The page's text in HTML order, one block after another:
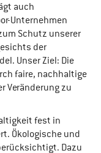
auch
Unternehmen
Schutz unserer
der
Unser Ziel: Die
faire, nachhaltige
Veränderung zu
fest in
Ökologische und
Dazu